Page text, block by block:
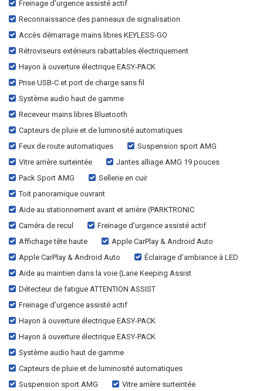
Freinage d’urgence assisté actif
Reconnaissance des panneaux de signalisation
Accès démarrage mains libres KEYLESS-GO
Rétroviseurs extérieurs rabattables électriquement
Hayon à ouverture électrique EASY-PACK
Prise USB-C et port de charge sans fil
Système audio haut de gamme
Receveur mains libres Bluetooth
Capteurs de pluie et de luminosité automatiques
Feux de route automatiques
Suspension sport AMG
Vitre arrière surteintée
Jantes alliage AMG 19 pouces
Pack Sport AMG
Sellerie en cuir
Toit panoramique ouvrant
Aide au stationnement avant et arrière (PARKTRONIC
Caméra de recul
Freinage d’urgence assisté actif
Affichage tête haute
Apple CarPlay & Android Auto
Apple CarPlay & Android Auto
Éclairage d’ambiance à LED
Aide au maintien dans la voie (Lane Keeping Assist
Détecteur de fatigue ATTENTION ASSIST
Freinage d’urgence assisté actif
Hayon à ouverture électrique EASY-PACK
Hayon à ouverture électrique EASY-PACK
Système audio haut de gamme
Capteurs de pluie et de luminosité automatiques
Suspension sport AMG
Vitre arrière surteintée